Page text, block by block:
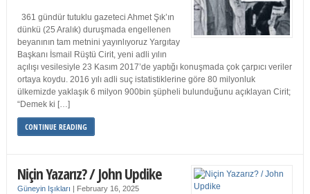
361 gündür tutuklu gazeteci Ahmet Şık’ın
dünkü (25 Aralık) duruşmada engellenen
beyanının tam metnini yayınlıyoruz Yargıtay
Başkanı İsmail Rüştü Cirit, yeni adli yılın
açılışı vesilesiyle 23 Kasım 2017’de yaptığı konuşmada çok çarpıcı veriler
ortaya koydu. 2016 yılı adli suç istatistiklerine göre 80 milyonluk
ülkemizde yaklaşık 6 milyon 900bin şüpheli bulunduğunu açıklayan Cirit;
“Demek ki […]
CONTINUE READING
Niçin Yazarız? / John Updike
Güneyin Işıkları | February 16, 2025